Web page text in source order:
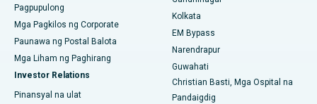
Karimnagar
Pinakamahusay na Ospital sa Managari, Karaikudi
Pinakamahusay na Ospital sa Arepally, Warangal
Pinakamahusay na Ospital sa Arera Colony, Bhopal
Pagpupulong
Mga Pagkilos ng Corporate
Paunawa ng Postal Balota
Mga Liham ng Paghirang
Investor Relations
Pinansyal na ulat
Kolkata
EM Bypass
Narendrapur
Guwahati
Christian Basti, Mga Ospital na
Pandaigdig